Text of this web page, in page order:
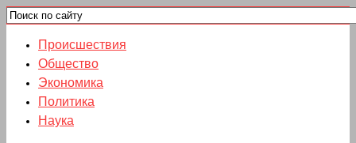
Происшествия
Общество
Экономика
Политика
Наука